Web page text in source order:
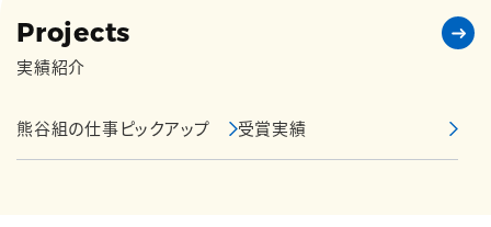
Projects
実績紹介
熊谷組の仕事ピックアップ 受賞実績